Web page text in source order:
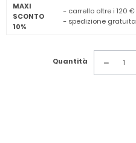
MAXI
SCONTO
10%
- carrello oltre i 120 €
- spedizione gratuita
Quantità